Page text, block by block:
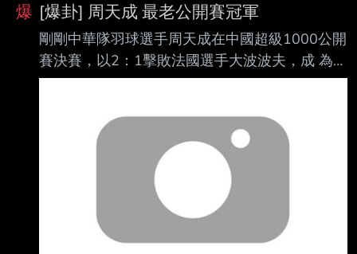
爆 [爆卦] 周天成 最老公開賽冠軍
剛剛中華隊羽球選手周天成在中國超級1000公開
賽決賽，以2：1擊敗法國選手大波波夫，成 為史
上年紀最大的公開賽冠軍。 30個10p ---- Sent